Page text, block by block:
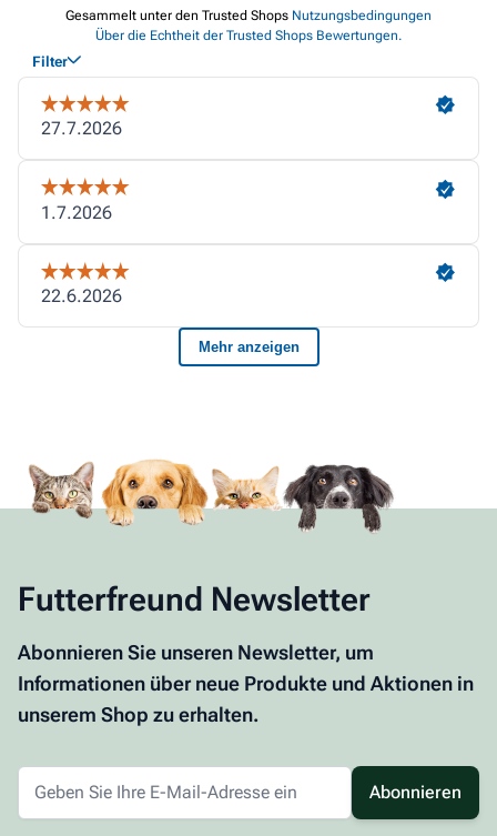
Futterfreund Newsletter
Abonnieren Sie unseren Newsletter, um
Informationen über neue Produkte und Aktionen in
unserem Shop zu erhalten.
Abonnieren